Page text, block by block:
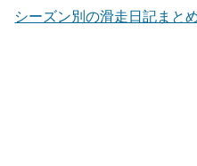
シーズン別の滑走日記まと